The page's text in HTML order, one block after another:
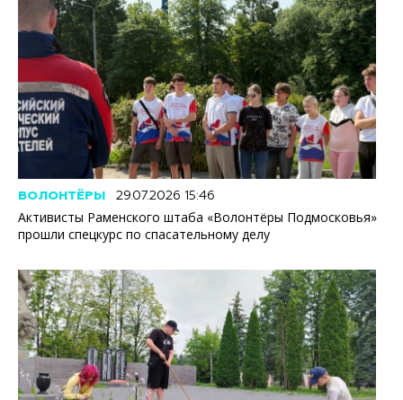
ВОЛОНТЁРЫ 29.07.2026 15:46
Активисты Раменского штаба «Волонтёры Подмосковья»
прошли спецкурс по спасательному делу